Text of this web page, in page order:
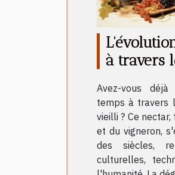
à travers
Avez-vous
temps à travers
vieilli ? Ce
et du vigneron,
des siècles,
culturelles,